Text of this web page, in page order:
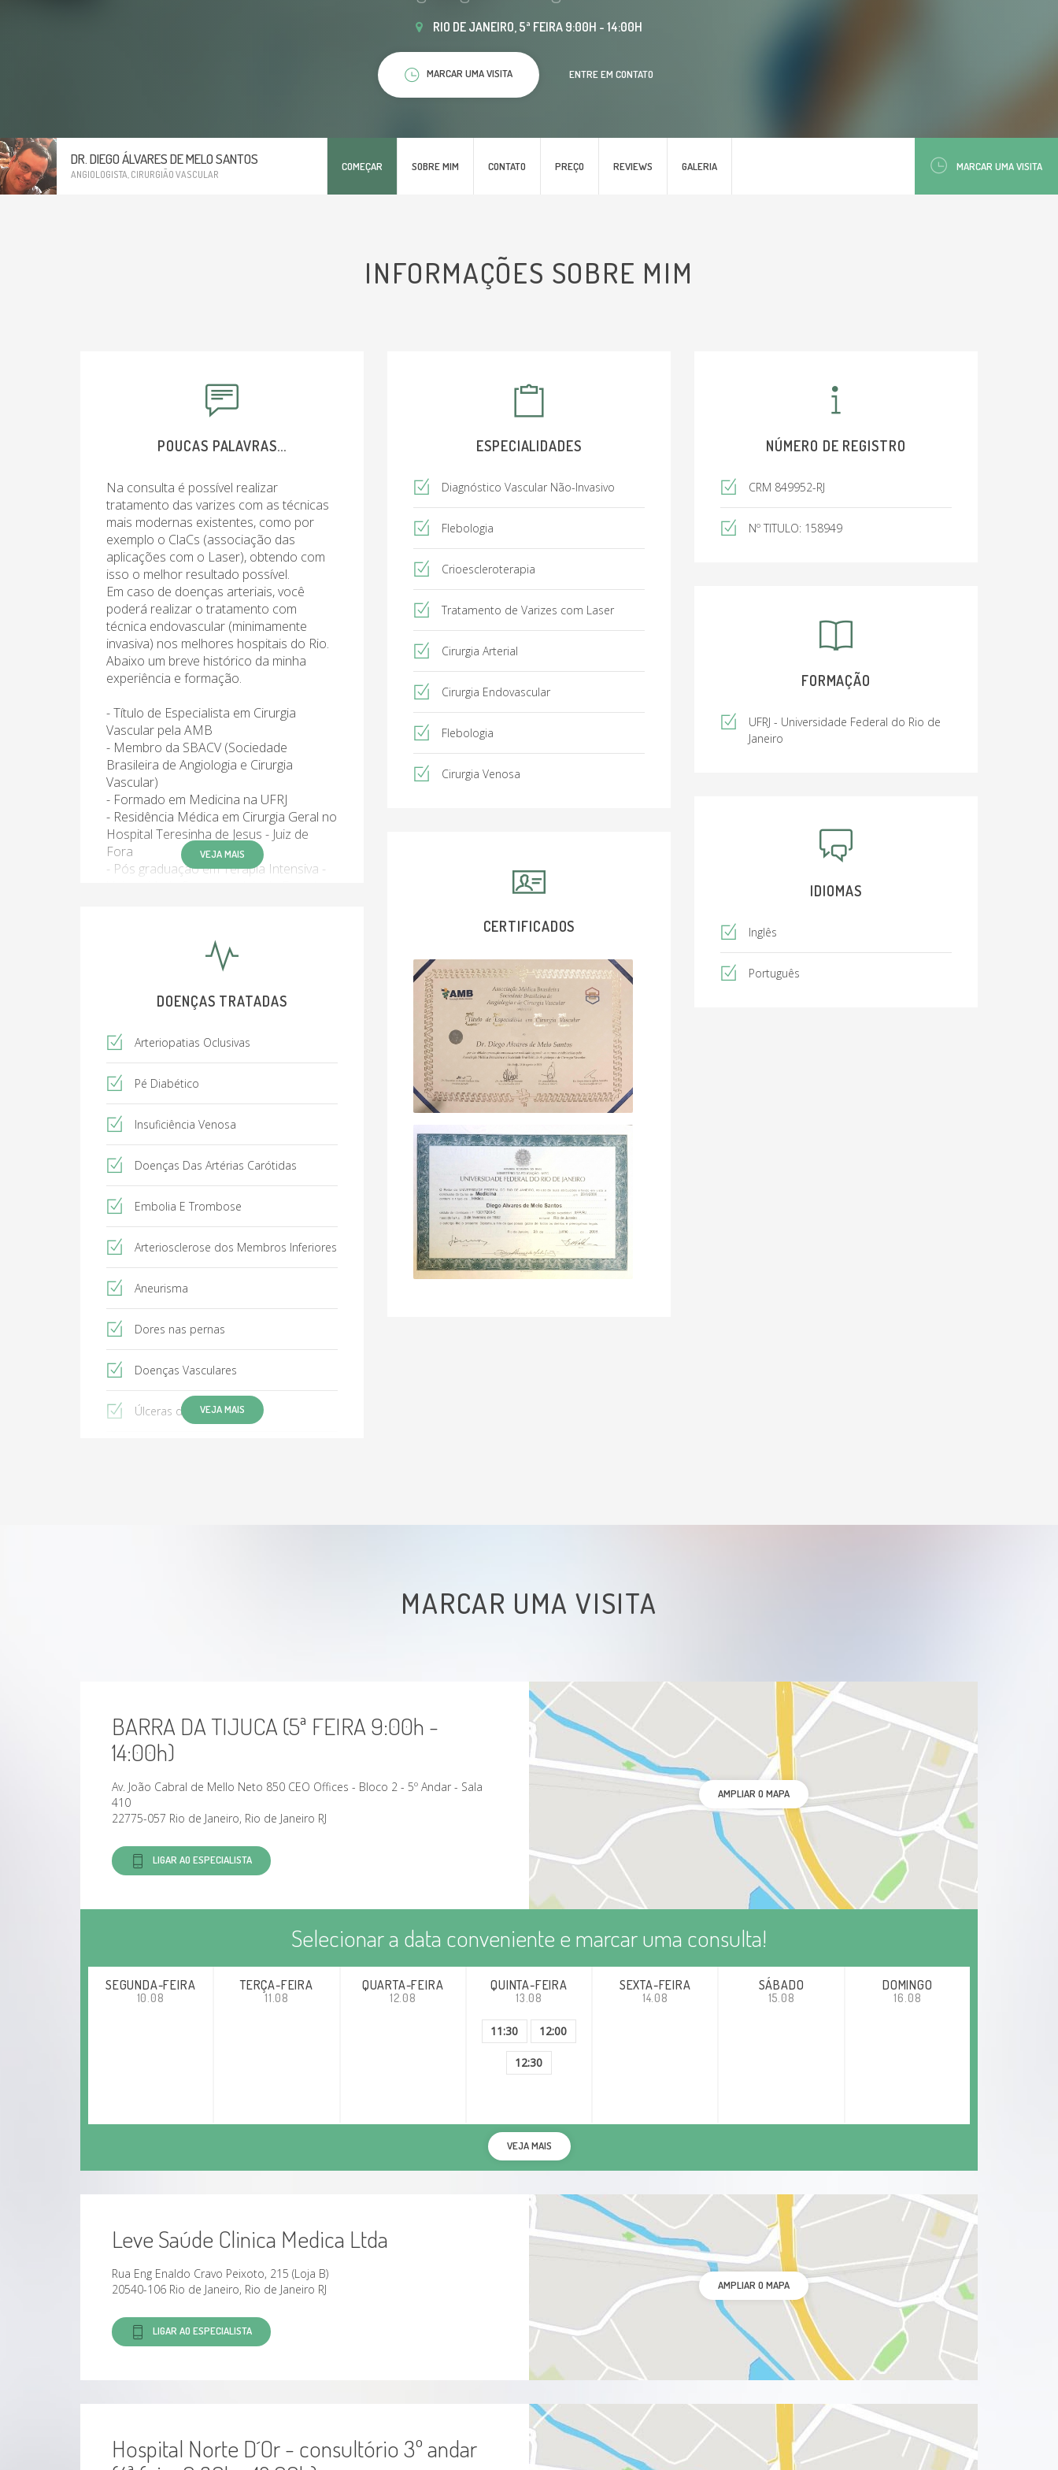
DR. DIEGO ÁLVARES DE MELO SANTOS
ANGIOLOGISTA, CIRURGIÃO VASCULAR
COMEÇAR SOBRE MIM CONTATO PREÇO REVIEWS GALERIA MARCAR UMA VISITA
RIO DE JANEIRO, 5ª FEIRA 9:00H - 14:00H
MARCAR UMA VISITA ENTRE EM CONTATO
INFORMAÇÕES SOBRE MIM
POUCAS PALAVRAS...
Na consulta é possível realizar
tratamento das varizes com as técnicas
mais modernas existentes, como por
exemplo o ClaCs (associação das
aplicações com o Laser), obtendo com
isso o melhor resultado possível.
Em caso de doenças arteriais, você
poderá realizar o tratamento com
técnica endovascular (minimamente
invasiva) nos melhores hospitais do Rio.
Abaixo um breve histórico da minha
experiência e formação.
- Título de Especialista em Cirurgia
Vascular pela AMB
- Membro da SBACV (Sociedade
Brasileira de Angiologia e Cirurgia
Vascular)
- Formado em Medicina na UFRJ
- Residência Médica em Cirurgia Geral no
Hospital Teresinha de Jesus - Juiz de
Fora
- Pós graduação em Terapia Intensiva -
- Hospital Federal de Bonsucesso
- Pós graduação em Cirurgia
Endovascular - Endocurso / credenciado
- Curso de Ecodoppler Vascular - Escola
- Pós graduação em Medicina
Aeroespacial - CEMAE / Ministério da
Aeronáutica
- Curso de Certificação em Perícia Judicial
- COPEJ - conselho nacional de peritos
judiciais
- Pós-graduação em Avaliação Pericial de
Dano Corporal - Universidade de
Cirurgião Vascular da equipe referência
dos hospitais Norte D’or (Cascadura),
Badim (Tijuca), Israelita (Tijuca), São
Bernardo (Barra da Tijuca), RioMar
(Barra da Tijuca) e Unimed Barra (Barra
VEJA MAIS
ESPECIALIDADES
Diagnóstico Vascular Não-Invasivo
Flebologia
Crioescleroterapia
Tratamento de Varizes com Laser
Cirurgia Arterial
Cirurgia Endovascular
Flebologia
Cirurgia Venosa
NÚMERO DE REGISTRO
CRM 849952-RJ
Nº TITULO: 158949
FORMAÇÃO
UFRJ - Universidade Federal do Rio de
Janeiro
IDIOMAS
Inglês
Português
CERTIFICADOS
DOENÇAS TRATADAS
Arteriopatias Oclusivas
Pé Diabético
Insuficiência Venosa
Doenças Das Artérias Carótidas
Embolia E Trombose
Arteriosclerose dos Membros Inferiores
Aneurisma
Dores nas pernas
Doenças Vasculares
Úlceras de perna e pé
VEJA MAIS
MARCAR UMA VISITA
BARRA DA TIJUCA (5ª FEIRA 9:00h -
14:00h)
Av. João Cabral de Mello Neto 850 CEO Offices - Bloco 2 - 5º Andar - Sala
410
22775-057 Rio de Janeiro, Rio de Janeiro RJ
LIGAR AO ESPECIALISTA
AMPLIAR O MAPA
Selecionar a data conveniente e marcar uma consulta!
SEGUNDA-FEIRA
10.08
TERÇA-FEIRA
11.08
QUARTA-FEIRA
12.08
QUINTA-FEIRA
13.08
11:30 12:00
12:30
SEXTA-FEIRA
14.08
SÁBADO
15.08
DOMINGO
16.08
VEJA MAIS
Leve Saúde Clinica Medica Ltda
Rua Eng Enaldo Cravo Peixoto, 215 (Loja B)
20540-106 Rio de Janeiro, Rio de Janeiro RJ
LIGAR AO ESPECIALISTA
AMPLIAR O MAPA
Hospital Norte D´Or - consultório 3º andar